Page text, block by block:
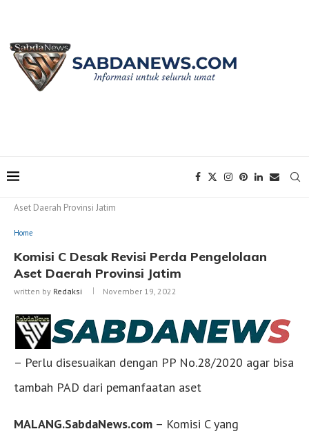
Aset Daerah Provinsi Jatim
Home
Komisi C Desak Revisi Perda Pengelolaan
Aset Daerah Provinsi Jatim
written by Redaksi November 19, 2022
– Perlu disesuaikan dengan PP No.28/2020 agar bisa
tambah PAD dari pemanfaatan aset
MALANG.SabdaNews.com – Komisi C yang